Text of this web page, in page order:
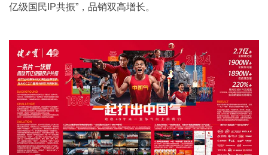
亿级国民IP共振”，品销双高增长。